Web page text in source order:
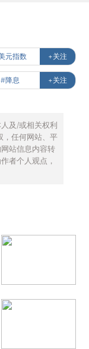
元指数 +关注
#降息 +关注
及/或相关权利
，任何网站、平
站信息内容转
者个人观点，